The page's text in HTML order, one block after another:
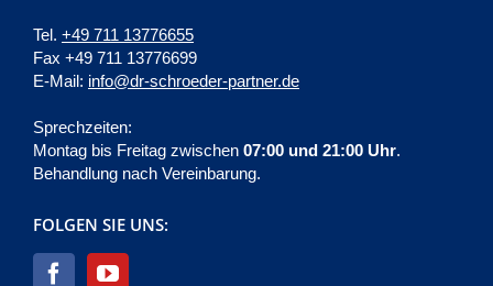
Tel. +49 711 13776655
Fax +49 711 13776699
E-Mail: info@dr-schroeder-partner.de
Sprechzeiten:
Montag bis Freitag zwischen 07:00 und 21:00 Uhr.
Behandlung nach Vereinbarung.
FOLGEN SIE UNS: